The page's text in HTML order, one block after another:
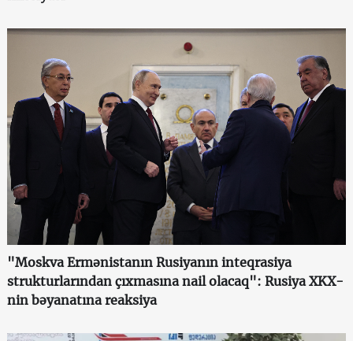
"Moskva Ermənistanın Rusiyanın inteqrasiya
strukturlarından çıxmasına nail olacaq": Rusiya XKX-
nin bəyanatına reaksiya